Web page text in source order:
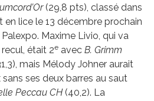
(29,8 pts), classé dans
lice le 13 décembre prochain
Maxime Livio, qui va
était 2e avec B. Grimm
mais Mélody Johner aurait
sans ses deux barres au saut
Peccau CH(40,2). La